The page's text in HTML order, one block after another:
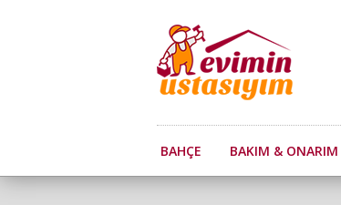
BAHÇE BAKIM & ONARIM